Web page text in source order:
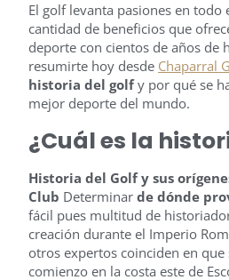
El golf levanta pasiones en todo
cantidad de beneficios que
deporte con cientos de años de
resumirte hoy desde Chaparral
historia del golfy por qué se
mejor deporte del mundo.
¿Cuál es la
Historia del Golf y sus
Club Determinar de dónde
fácil pues multitud de
creación durante el Imperio
otros expertos coinciden en que
comienzo en la costa este de